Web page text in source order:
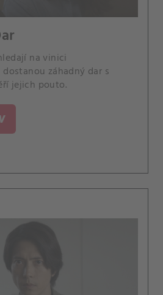
na vinici
záhadný dar s
jejich pouto.